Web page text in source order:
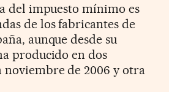
del impuesto mínimo es
de los fabricantes de
aunque desde su
producido en dos
noviembre de 2006 y otra